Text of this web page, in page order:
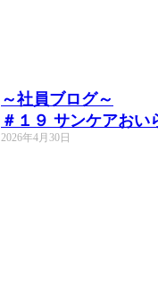
～社員ブログ～
＃１９ サンケアおい
2026年4月30日